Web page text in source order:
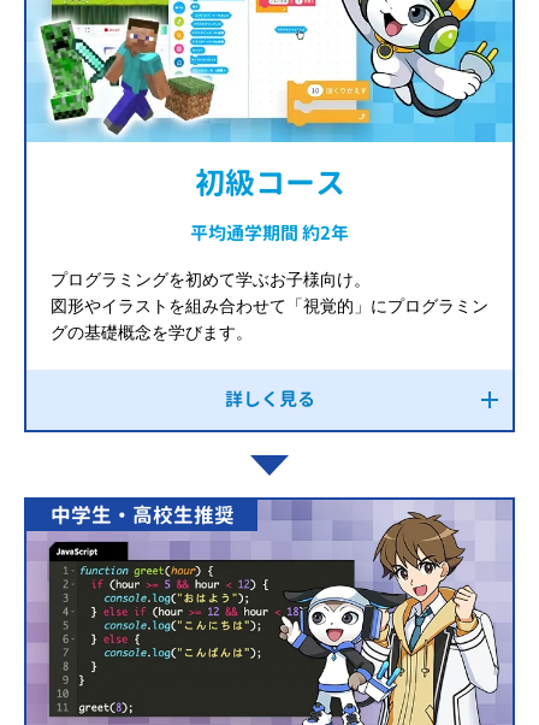
初級コース
平均通学期間 約2年
プログラミングを初めて学ぶお子様向け。
図形やイラストを組み合わせて「視覚的」にプログラミン
グの基礎概念を学びます。
詳しく見る
中学生・高校生推奨